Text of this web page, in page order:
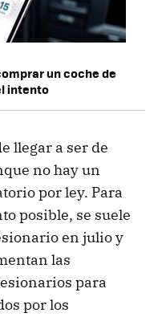
un coche de
intento
llegar a ser de
no hay un
por ley. Para
posible, se suele
en julio y
las
para
por los